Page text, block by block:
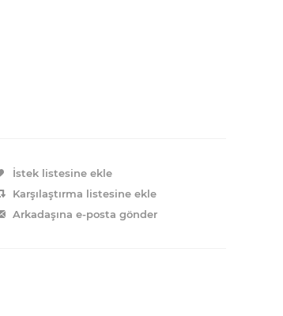
İstek listesine ekle
Karşılaştırma listesine ekle
Arkadaşına e-posta gönder